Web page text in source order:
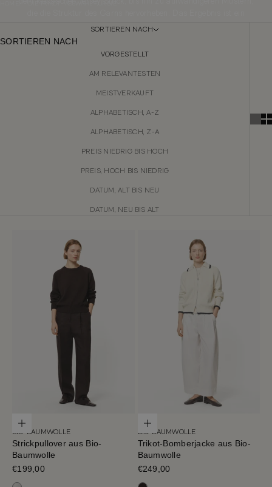
raffiniertes und dennoch lässiges Kleidungsstück - strapazierfähig,
angenehm auf der Haut und so designt, dass es Funktion,
bewahrt.
SORTIEREN NACH
SORTIEREN NACH
VORGESTELLT
AM RELEVANTESTEN
MEISTVERKAUFT
ALPHABETISCH, A-Z
ALPHABETISCH, Z-A
PREIS NIEDRIG BIS HOCH
PREIS, HOCH BIS NIEDRIG
DATUM, ALT BIS NEU
DATUM, NEU BIS ALT
Optionen auswählen
BIO-BAUMWOLLE
Strickpullover aus Bio-
Baumwolle
Verkaufspreis
€199,00
Optionen auswählen
BIO-BAUMWOLLE
Trikot-Bomberjacke aus Bio-
Baumwolle
Verkaufspreis
€249,00